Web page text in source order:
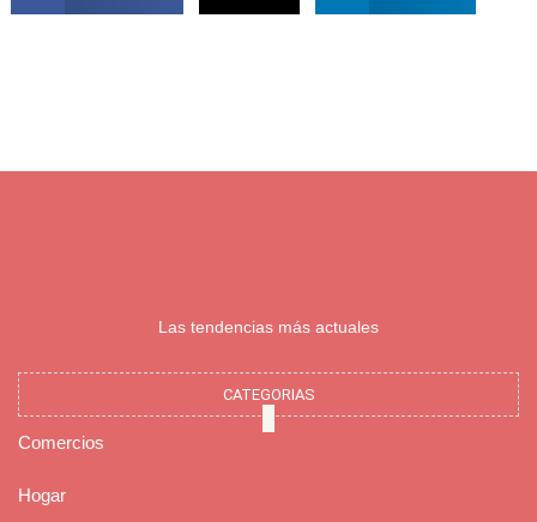
Las tendencias más actuales
CATEGORIAS
Comercios
Hogar